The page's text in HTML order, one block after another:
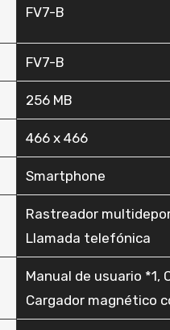
‎FV7-B
‎FV7-B
‎256 MB
‎466 x 466
‎Smartphone
‎Rastreador
Llamada telefónica
‎Manual de usuario *1,
Cargador magnético